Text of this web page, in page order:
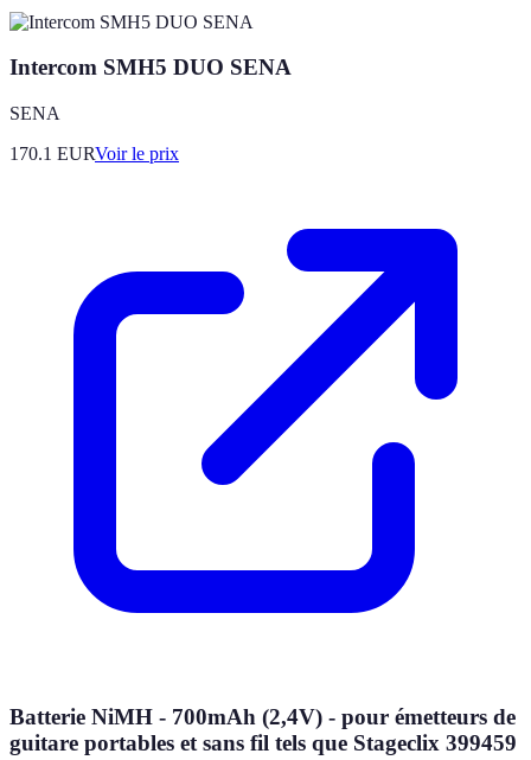
Intercom SMH5 DUO SENA
SENA
170.1 EURVoir le prix
Batterie NiMH - 700mAh (2,4V) - pour émetteurs de
guitare portables et sans fil tels que Stageclix 399459